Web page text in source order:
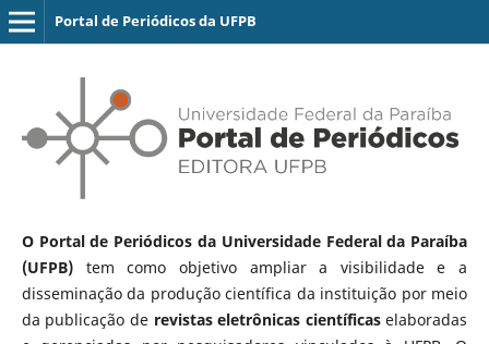
Portal de Periódicos da UFPB
O Portal de Periódicos da Universidade Federal da Paraíba
(UFPB)tem como objetivo ampliar a visibilidade e a
disseminação da produção científica da instituição por meio
da publicação de revistas eletrônicas científicaselaboradas